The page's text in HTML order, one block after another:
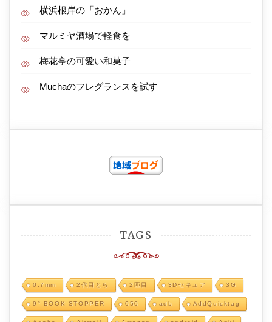
横浜根岸の「おかん」
マルミヤ酒場で軽食を
梅花亭の可愛い和菓子
Muchaのフレグランスを試す
TAGS
0.7mm 2代目とら 2匹目 3Dセキュア 3G
9° BOOK STOPPER 050 adb AddQuicktag